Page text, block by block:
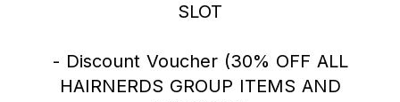
SLOT
- Discount Voucher (30% OFF ALL
HAIRNERDS GROUP ITEMS AND